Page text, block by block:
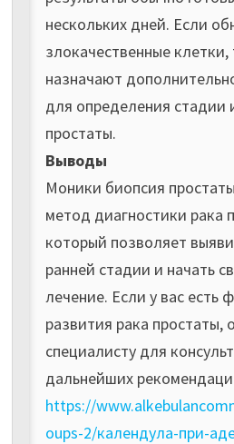
нескольких дней. Если
злокачественные
назначают
для определения стадии
простаты.
Выводы
Моники биопсия
метод диагностики рака
который позволяет
ранней стадии и начать
лечение. Если у вас есть
развития рака простаты,
специалисту для
дальнейших
https://
oups-2/календула-при-